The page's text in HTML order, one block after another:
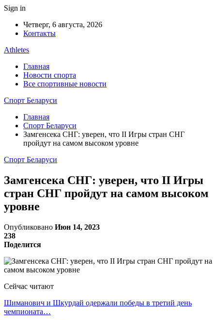
Sign in
Четверг, 6 августа, 2026
Контакты
Athletes
Главная
Новости спорта
Все спортивные новости
Спорт Беларуси
Главная
Спорт Беларуси
Замгенсека СНГ: уверен, что II Игры стран СНГ
пройдут на самом высоком уровне
Спорт Беларуси
Замгенсека СНГ: уверен, что II Игры
стран СНГ пройдут на самом высоком
уровне
Опубликовано Июн 14, 2023
238
Поделится
Сейчас читают
Шиманович и Шкурдай одержали победы в третий день
чемпионата…